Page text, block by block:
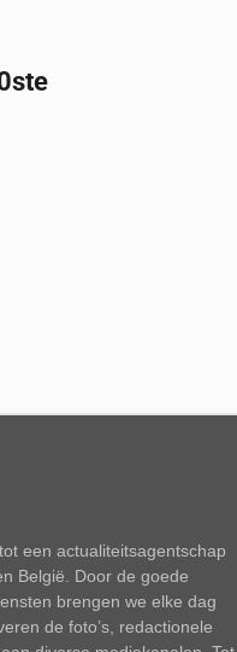
een actualiteitsagentschap
België. Door de goede
brengen we elke dag
de foto’s, redactionele